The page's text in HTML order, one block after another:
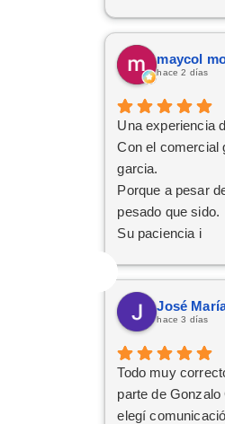
nuestras
mantuvo
informados.
nuevo coche.
hace 2 días
Una experiencia
Con el comercial
garcia.
Porque a pesar
pesado que sido.
Su paciencia i
Han cumplido el
mi familia
De tener el coche
cordial
Da gusto
personas asi.
hace 3 días
Todo muy
parte de Gonzalo
elegí